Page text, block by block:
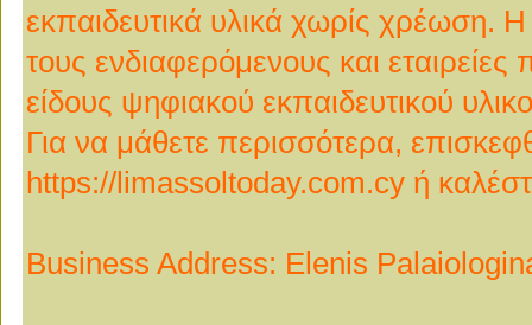
εκπαιδευτικά υλικά χωρίς χρέωση.
τους ενδιαφερόμενους και
είδους ψηφιακού εκπαιδευτικού
Για να μάθετε περισσότερα,
https://limassoltoday.com.cy ή
Business Address: Elenis